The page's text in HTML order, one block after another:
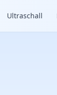
Ultraschall